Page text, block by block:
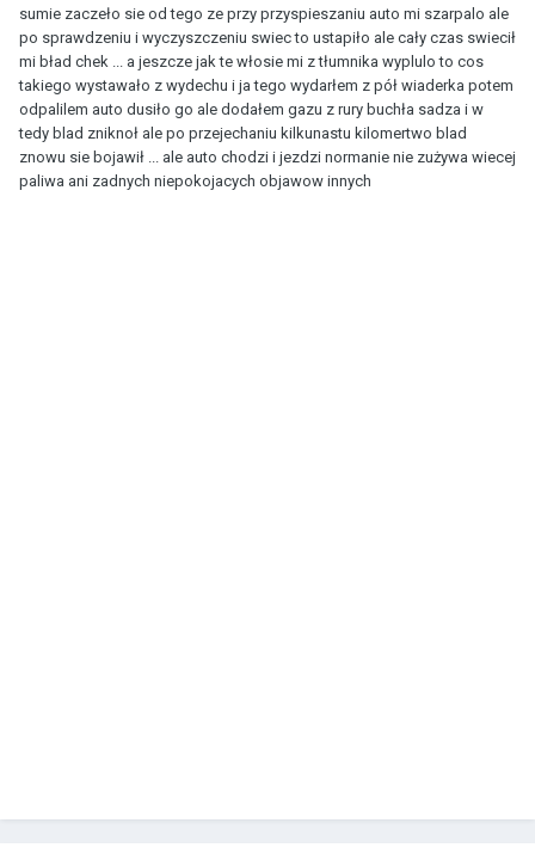
sumie zaczeło sie od tego ze przy przyspieszaniu auto mi szarpalo ale
po sprawdzeniu i wyczyszczeniu swiec to ustapiło ale cały czas swiecił
mi bład chek ... a jeszcze jak te włosie mi z tłumnika wyplulo to cos
takiego wystawało z wydechu i ja tego wydarłem z pół wiaderka potem
odpalilem auto dusiło go ale dodałem gazu z rury buchła sadza i w
tedy blad zniknoł ale po przejechaniu kilkunastu kilomertwo blad
znowu sie bojawił ... ale auto chodzi i jezdzi normanie nie zużywa wiecej
paliwa ani zadnych niepokojacych objawow innych